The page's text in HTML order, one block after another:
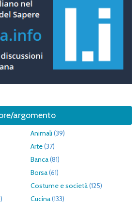
argomento
Animali (39)
Arte(37)
Banca(81)
Borsa(61)
Costume e società(125)
Cucina(133)